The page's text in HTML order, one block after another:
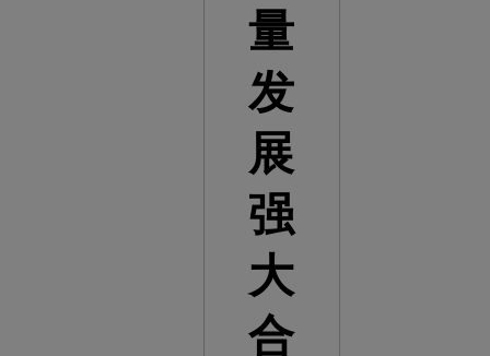
量
发
展
强
大
合